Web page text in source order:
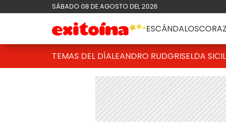
SÁBADO 08 DE AGOSTO DEL 2026
ESCÁNDALOS
TEMAS DEL DÍALEANDRO RUDGRISELDA